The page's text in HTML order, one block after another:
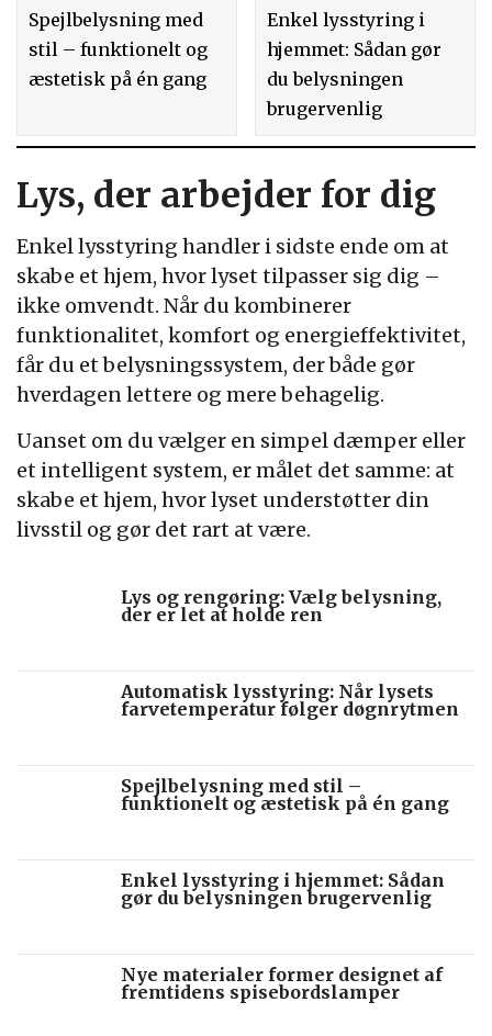
Spejlbelysning med
stil – funktionelt og
æstetisk på én gang
Enkel lysstyring i
hjemmet: Sådan gør
du belysningen
brugervenlig
Lys, der arbejder for dig
Enkel lysstyring handler i sidste ende om at
skabe et hjem, hvor lyset tilpasser sig dig –
ikke omvendt. Når du kombinerer
funktionalitet, komfort og energieffektivitet,
får du et belysningssystem, der både gør
hverdagen lettere og mere behagelig.
Uanset om du vælger en simpel dæmper eller
et intelligent system, er målet det samme: at
skabe et hjem, hvor lyset understøtter din
livsstil og gør det rart at være.
Lys og rengøring: Vælg belysning,
der er let at holde ren
Automatisk lysstyring: Når lysets
farvetemperatur følger døgnrytmen
Spejlbelysning med stil –
funktionelt og æstetisk på én gang
Enkel lysstyring i hjemmet: Sådan
gør du belysningen brugervenlig
Nye materialer former designet af
fremtidens spisebordslamper